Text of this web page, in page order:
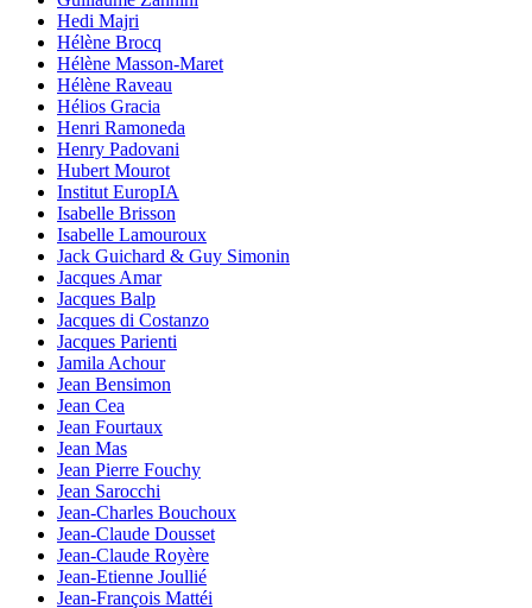
Hedi Majri
Hélène Brocq
Hélène Masson-Maret
Hélène Raveau
Hélios Gracia
Henri Ramoneda
Henry Padovani
Hubert Mourot
Institut EuropIA
Isabelle Brisson
Isabelle Lamouroux
Jack Guichard & Guy Simonin
Jacques Amar
Jacques Balp
Jacques di Costanzo
Jacques Parienti
Jamila Achour
Jean Bensimon
Jean Cea
Jean Fourtaux
Jean Mas
Jean Pierre Fouchy
Jean Sarocchi
Jean-Charles Bouchoux
Jean-Claude Dousset
Jean-Claude Royère
Jean-Etienne Joullié
Jean-François Mattéi